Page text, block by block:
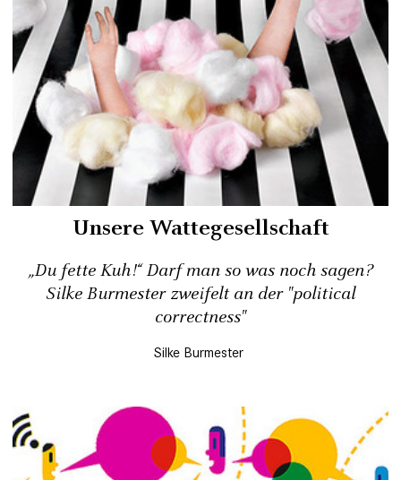
Unsere Wattegesellschaft
„Du fette Kuh!“ Darf man so was noch sagen?
Silke Burmester zweifelt an der "political
correctness"
Silke Burmester